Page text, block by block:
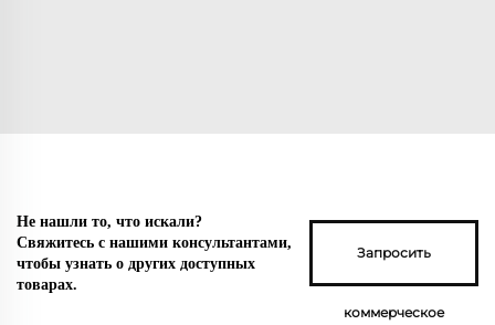
Не нашли то, что искали?
Свяжитесь с нашими консультантами,
чтобы узнать о других доступных
товарах.
Запросить
коммерческое